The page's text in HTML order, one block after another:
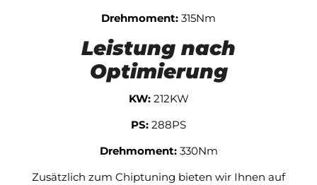
Drehmoment: 315Nm
Leistung nach
Optimierung
KW: 212KW
PS: 288PS
Drehmoment: 330Nm
Zusätzlich zum Chiptuning bieten wir Ihnen auf